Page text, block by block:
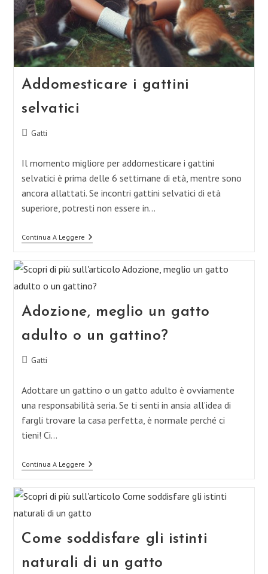
Addomesticare i gattini
selvatici
Categoria
Gatti
Il momento migliore per addomesticare i gattini
selvatici è prima delle 6 settimane di età, mentre sono
ancora allattati. Se incontri gattini selvatici di età
superiore, potresti non essere in…
Continua A LeggereAddomesticare
I
Selvatici
Adozione, meglio un gatto
adulto o un gattino?
Categoria
Gatti
Adottare un gattino o un gatto adulto è ovviamente
una responsabilità seria. Se ti senti in ansia all’idea di
fargli trovare la casa perfetta, è normale perché ci
tieni! Ci…
Continua A LeggereAdozione,
Meglio
Gatto
Adulto
O
Gattino?
Come soddisfare gli istinti
naturali di un gatto